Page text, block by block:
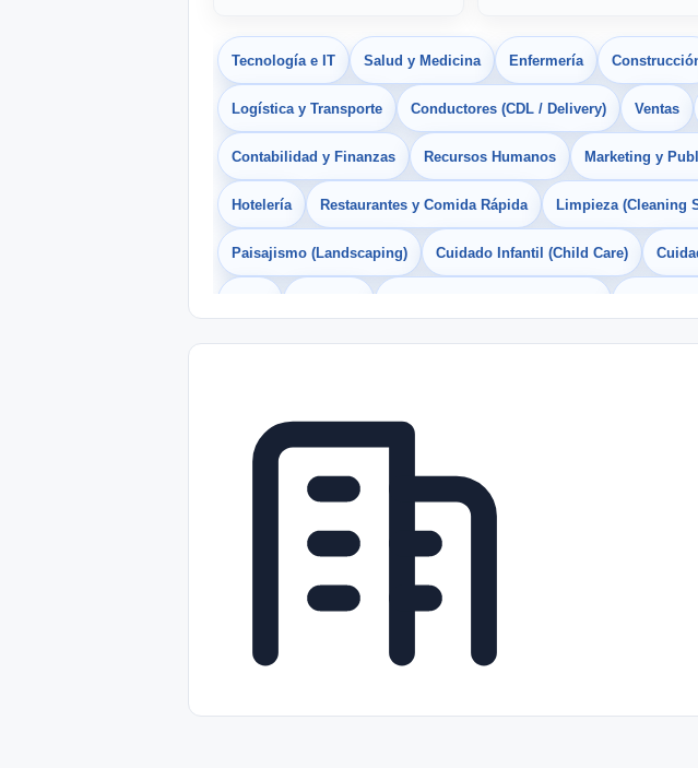
Tecnología e IT Salud y Medicina Enfermería
Logística y Transporte Conductores (CDL / Delivery) Ventas
Contabilidad y Finanzas Recursos Humanos Marketing y
Hotelería Restaurantes y Comida Rápida Limpieza (Cleaning
Paisajismo (Landscaping) Cuidado Infantil (Child Care)
Freelance Prácticas (Internships) Empleos para Estudiantes
Telecomunicaciones